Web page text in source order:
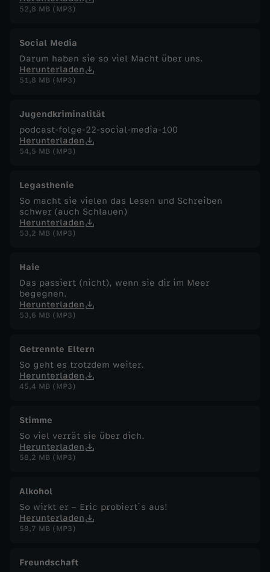
52,8 MB (MP3)
Social Media
Darum haben sie so viel Macht über uns.
Herunterladen
51,8 MB (MP3)
Jugendkriminalität
podcast-folge-22-social-media-100
Herunterladen
54,5 MB (MP3)
Legasthenie
So macht sie vielen das Lesen und Schreiben
schwer (auch Schlauen)
Herunterladen
53,2 MB (MP3)
Haie
Das passiert (nicht), wenn sie dir im Meer
begegnen.
Herunterladen
53,6 MB (MP3)
Getrennte Eltern
So geht es trotzdem weiter.
Herunterladen
45,4 MB (MP3)
Stimme
So viel verrät sie über dich.
Herunterladen
58,2 MB (MP3)
Alkohol
So wirkt er – Eric probiert´s aus!
Herunterladen
58,7 MB (MP3)
Freundschaft